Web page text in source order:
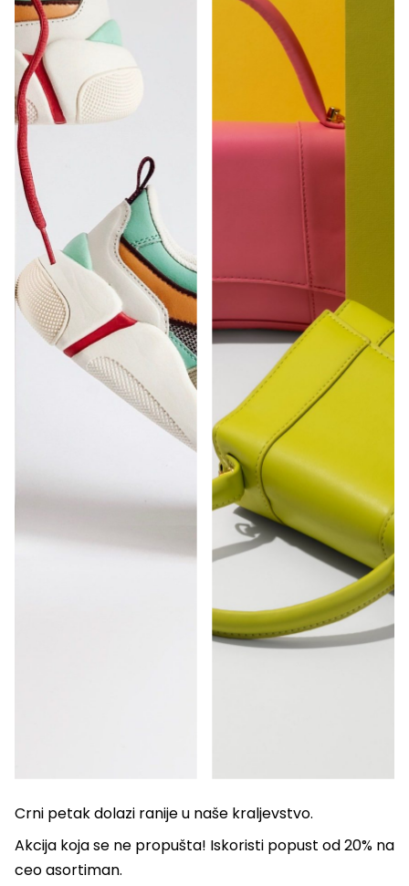
Crni petak dolazi ranije u naše kraljevstvo.
Akcija koja se ne propušta! Iskoristi popust od 20% na
ceo asortiman.